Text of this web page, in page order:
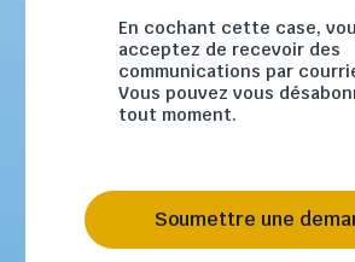
En cochant cette case,
acceptez de recevoir des
communications par
Vous pouvez vous
tout moment.
Soumettre une